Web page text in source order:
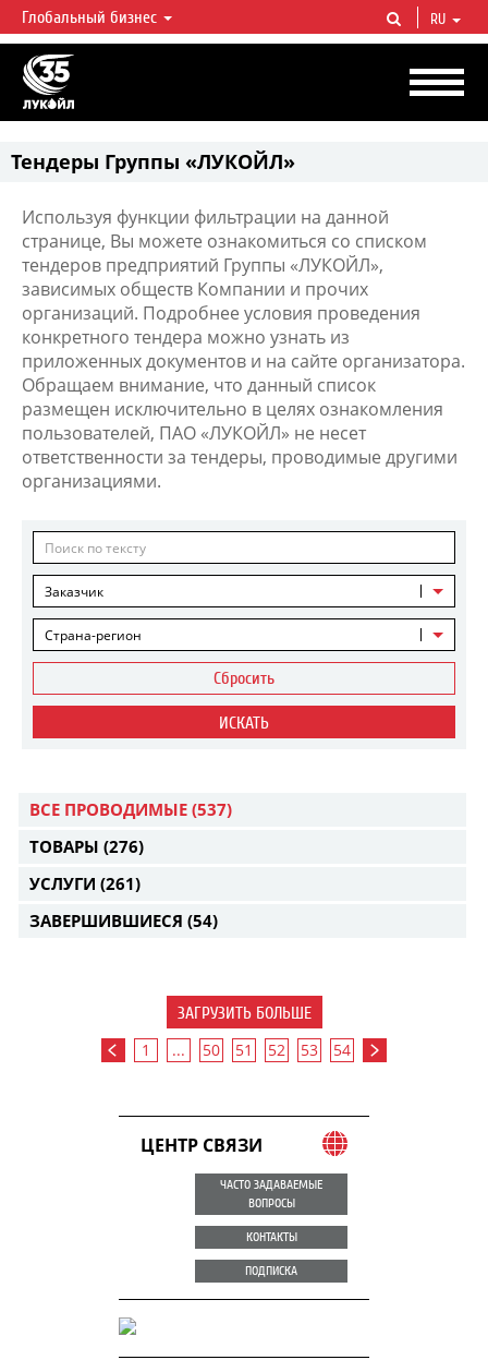
ЛУКОЙЛ СЕГОДНЯ
ЛУКОЙЛ — одна из крупнейших вертикально интегрированных
нефтегазовых компаний в мире, на долю которой приходится более 2%
мировой добычи нефти и около 1% доказанных запасов углеводородов.
Глобальный бизнес RU
Тендеры Группы «ЛУКОЙЛ»
Используя функции фильтрации на данной
странице, Вы можете ознакомиться со списком
тендеров предприятий Группы «ЛУКОЙЛ»,
зависимых обществ Компании и прочих
организаций. Подробнее условия проведения
конкретного тендера можно узнать из
приложенных документов и на сайте организатора.
Обращаем внимание, что данный список
размещен исключительно в целях ознакомления
пользователей, ПАО «ЛУКОЙЛ» не несет
ответственности за тендеры, проводимые другими
организациями.
Заказчик
Страна-регион
Сбросить
ИСКАТЬ
ВСЕ ПРОВОДИМЫЕ (537)
ТОВАРЫ (276)
УСЛУГИ (261)
ЗАВЕРШИВШИЕСЯ (54)
ЗАГРУЗИТЬ БОЛЬШЕ
1 ... 50 51 52 53 54
ЦЕНТР СВЯЗИ
ЧАСТО ЗАДАВАЕМЫЕ
ВОПРОСЫ
КОНТАКТЫ
ПОДПИСКА